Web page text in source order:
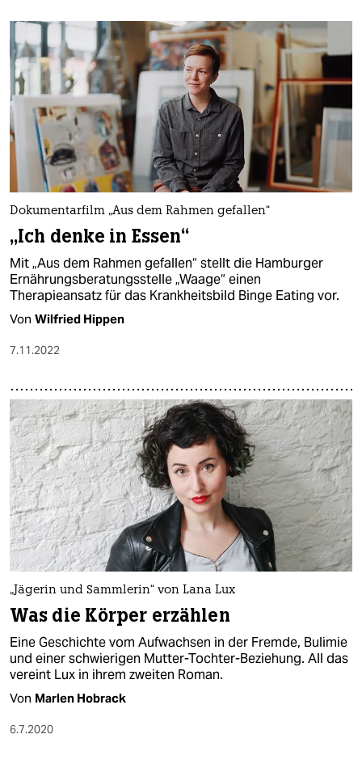
Dokumentarfilm „Aus dem Rahmen gefallen“
„Ich denke in Essen“
Mit „Aus dem Rahmen gefallen“ stellt die Hamburger
Ernährungsberatungsstelle „Waage“ einen
Therapieansatz für das Krankheitsbild Binge Eating vor.
Von Wilfried Hippen
7.11.2022
„Jägerin und Sammlerin“ von Lana Lux
Was die Körper erzählen
Eine Geschichte vom Aufwachsen in der Fremde, Bulimie
und einer schwierigen Mutter-Tochter-Beziehung. All das
vereint Lux in ihrem zweiten Roman.
Von Marlen Hobrack
6.7.2020